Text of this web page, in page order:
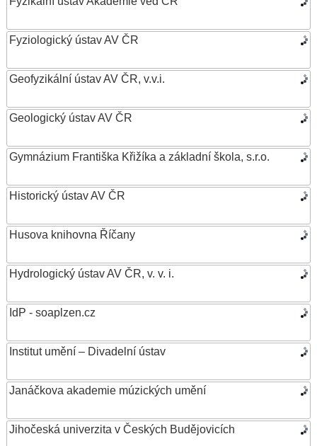
Fyziologický ústav AV ČR
Geofyzikální ústav AV ČR, v.v.i.
Geologický ústav AV ČR
Gymnázium Františka Křižíka a základní škola, s.r.o.
Historický ústav AV ČR
Husova knihovna Říčany
Hydrologický ústav AV ČR, v. v. i.
IdP - soaplzen.cz
Institut umění – Divadelní ústav
Janáčkova akademie múzických umění
Jihočeská univerzita v Českých Budějovicích